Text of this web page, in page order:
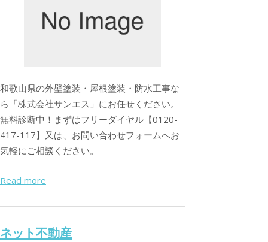
和歌山県の外壁塗装・屋根塗装・防水工事な
ら「株式会社サンエス」にお任せください。
無料診断中！まずはフリーダイヤル【0120-
417-117】又は、お問い合わせフォームへお
気軽にご相談ください。
Read more
ネット不動産